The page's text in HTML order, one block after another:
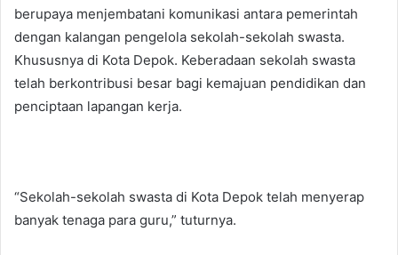
berupaya menjembatani komunikasi antara pemerintah
dengan kalangan pengelola sekolah-sekolah swasta.
Khususnya di Kota Depok. Keberadaan sekolah swasta
telah berkontribusi besar bagi kemajuan pendidikan dan
penciptaan lapangan kerja.
“Sekolah-sekolah swasta di Kota Depok telah menyerap
banyak tenaga para guru,” tuturnya.